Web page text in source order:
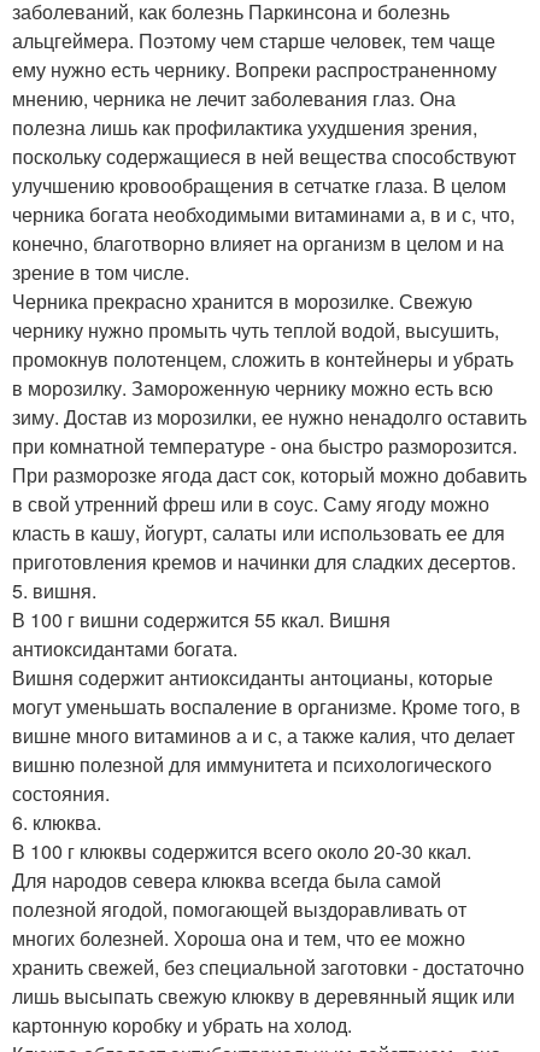
заболеваний, как болезнь Паркинсона и болезнь
альцгеймера. Поэтому чем старше человек, тем чаще
ему нужно есть чернику. Вопреки распространенному
мнению, черника не лечит заболевания глаз. Она
полезна лишь как профилактика ухудшения зрения,
поскольку содержащиеся в ней вещества способствуют
улучшению кровообращения в сетчатке глаза. В целом
черника богата необходимыми витаминами а, в и с, что,
конечно, благотворно влияет на организм в целом и на
зрение в том числе.
Черника прекрасно хранится в морозилке. Свежую
чернику нужно промыть чуть теплой водой, высушить,
промокнув полотенцем, сложить в контейнеры и убрать
в морозилку. Замороженную чернику можно есть всю
зиму. Достав из морозилки, ее нужно ненадолго оставить
при комнатной температуре - она быстро разморозится.
При разморозке ягода даст сок, который можно добавить
в свой утренний фреш или в соус. Саму ягоду можно
класть в кашу, йогурт, салаты или использовать ее для
приготовления кремов и начинки для сладких десертов.
5. вишня.
В 100 г вишни содержится 55 ккал. Вишня
антиоксидантами богата.
Вишня содержит антиоксиданты антоцианы, которые
могут уменьшать воспаление в организме. Кроме того, в
вишне много витаминов а и с, а также калия, что делает
вишню полезной для иммунитета и психологического
состояния.
6. клюква.
В 100 г клюквы содержится всего около 20-30 ккал.
Для народов севера клюква всегда была самой
полезной ягодой, помогающей выздоравливать от
многих болезней. Хороша она и тем, что ее можно
хранить свежей, без специальной заготовки - достаточно
лишь высыпать свежую клюкву в деревянный ящик или
картонную коробку и убрать на холод.